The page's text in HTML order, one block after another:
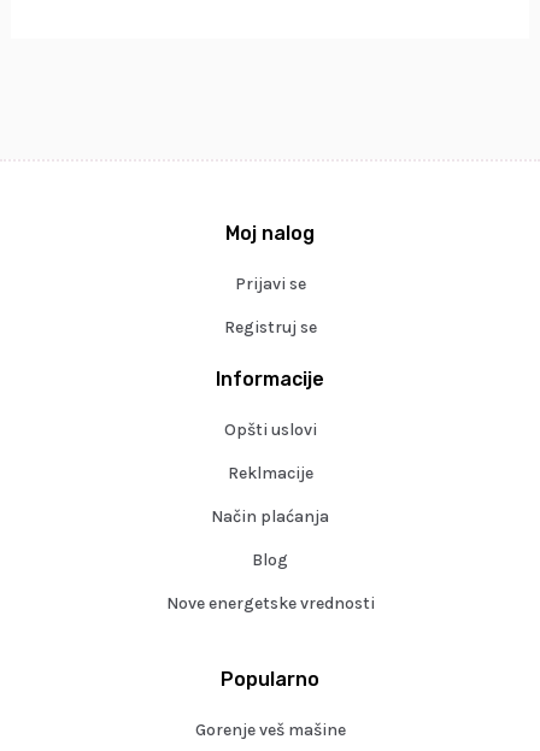
Popularno
Gorenje veš mašine
Informacije
Opšti uslovi
Reklmacije
Način plaćanja
Blog
Nove energetske vrednosti
Moj nalog
Prijavi se
Registruj se